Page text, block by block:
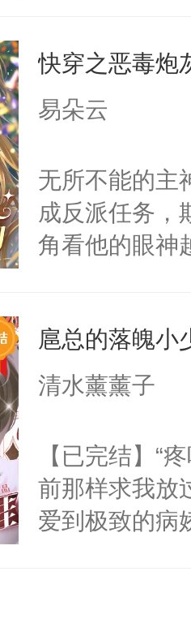
关在家里成了
被异父异母
强行标记⑤：
抱有扭曲的占
被迫沦为早
快穿之恶毒炮
易朵云
无所不能的主
成反派任务，
角看他的眼
后，竟然是
拥住了日思夜
扈总的落魄小
清水薰薰子
【已完结】“
前那样求我放
爱到极致的病